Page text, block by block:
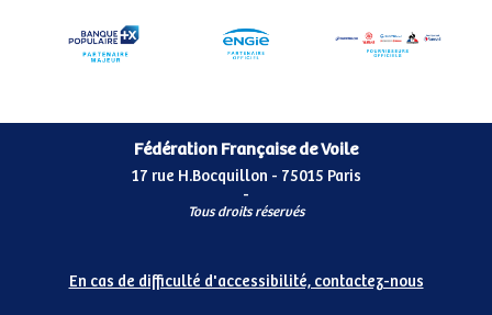
Fédération Française de Voile
17 rue H.Bocquillon - 75015 Paris
-
Tous droits réservés
En cas de difficulté d'accessibilité, contactez-nous